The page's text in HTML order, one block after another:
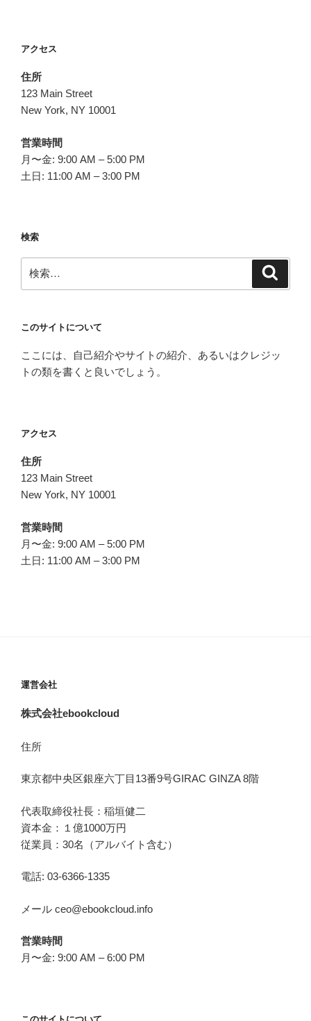
ー
シ
ョ
ン
アクセス
住所
123 Main Street
New York, NY 10001
営業時間
月〜金: 9:00 AM – 5:00 PM
土日: 11:00 AM – 3:00 PM
検索
索:
このサイトについて
ここには、自己紹介やサイトの紹介、あるいはクレジッ
トの類を書くと良いでしょう。
アクセス
住所
123 Main Street
New York, NY 10001
営業時間
月〜金: 9:00 AM – 5:00 PM
土日: 11:00 AM – 3:00 PM
運営会社
株式会社ebookcloud
住所
東京都中央区銀座六丁目 13番9号GIRAC GINZA 8階
代表取締役社長：稲垣健二
資本金：１億1000万円
従業員：30名（アルバイト含む）
電話: 03-6366-1335
メール ceo@ebookcloud.info
営業時間
月〜金: 9:00 AM – 6:00 PM